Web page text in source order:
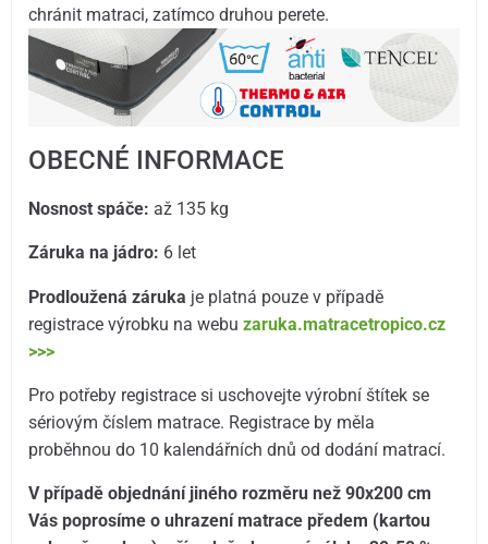
chránit matraci, zatímco druhou perete.
OBECNÉ INFORMACE
Nosnost spáče: až 135 kg
Záruka na jádro: 6 let
Prodloužená záruka je platná pouze v případě
registrace výrobku na webuzaruka.matracetropico.cz
>>>
Pro potřeby registrace si uschovejte výrobní štítek se
sériovým číslem matrace. Registrace by měla
proběhnou do 10 kalendářních dnů od dodání matrací.
V případě objednání jiného rozměru než 90x200 cm
Vás poprosíme o uhrazení matrace předem (kartou